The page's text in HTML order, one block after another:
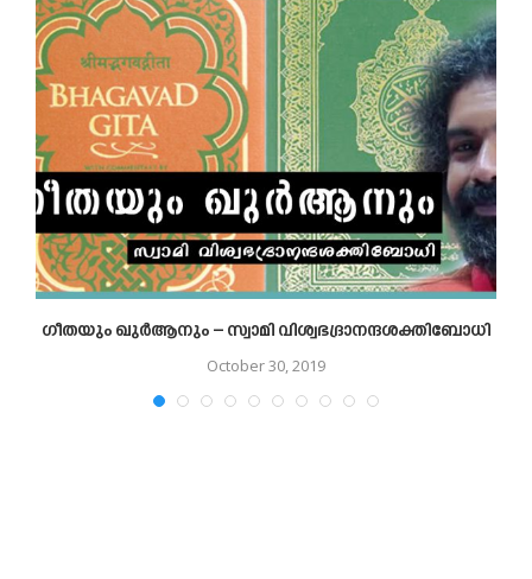
ഗീതയും ഖുര്‍ആനും – സ്വാമി വിശ്വഭദ്രാനന്ദശക്തിബോധി
October 30, 2019